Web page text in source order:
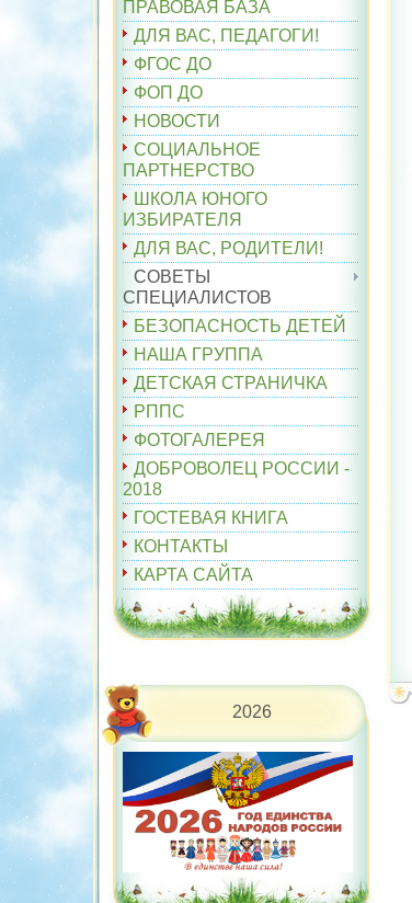
ПРАВОВАЯ БАЗА
ДЛЯ ВАС, ПЕДАГОГИ!
ФГОС ДО
ФОП ДО
НОВОСТИ
СОЦИАЛЬНОЕ
ПАРТНЕРСТВО
ШКОЛА ЮНОГО
ИЗБИРАТЕЛЯ
ДЛЯ ВАС, РОДИТЕЛИ!
СОВЕТЫ
СПЕЦИАЛИСТОВ
БЕЗОПАСНОСТЬ ДЕТЕЙ
НАША ГРУППА
ДЕТСКАЯ СТРАНИЧКА
РППС
ФОТОГАЛЕРЕЯ
ДОБРОВОЛЕЦ РОССИИ -
2018
ГОСТЕВАЯ КНИГА
КОНТАКТЫ
КАРТА САЙТА
2026